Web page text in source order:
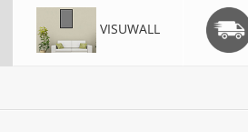
VISUWALL